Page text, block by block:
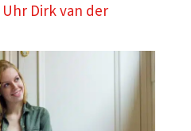
Uhr Dirk van der